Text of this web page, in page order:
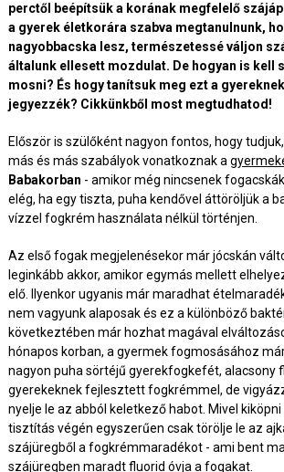
perctől beépítsük a korának megfelelő
a gyerek életkorára szabva megtanulnunk,
nagyobbacska lesz, természetessé váljon
általunk ellesett mozdulat. De hogyan is kell
mosni? És hogy tanítsuk meg ezt a
jegyezzék? Cikkünkből most megtudhatod!
Először is szülőként nagyon fontos, hogy
más és más szabályok vonatkoznak a
Babakorban - amikor még nincsenek
elég, ha egy tiszta, puha kendővel áttöröljük a
vízzel fogkrém használata nélkül történjen.
Az első fogak megjelenésekor már jócskán
leginkább akkor, amikor egymás mellett
elő. Ilyenkor ugyanis már maradhat
nem vagyunk alaposak és ez a különböző
következtében már hozhat magával
hónapos korban, a gyermek fogmosásához
nagyon puha sörtéjű gyerekfogkefét, alacsony
gyerekeknek fejlesztett fogkrémmel, de
nyelje le az abból keletkező habot. Mivel
tisztítás végén egyszerűen csak törölje le az
szájüregből a fogkrémmaradékot - ami bent
szájüregben maradt fluorid óvja a fogakat.